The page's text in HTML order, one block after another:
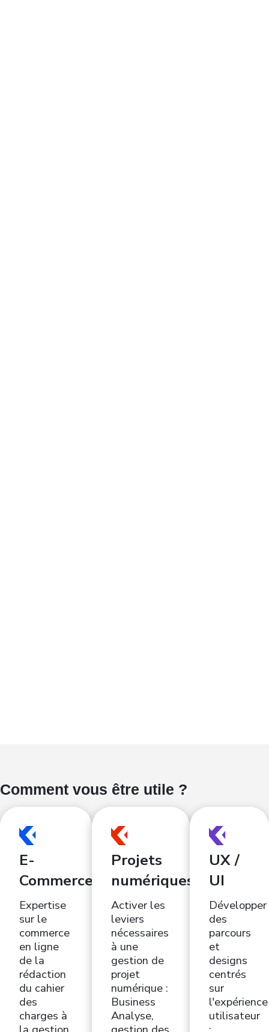
Comment vous être utile ?
E-
Commerce
Expertise
sur le
commerce
en ligne
de la
rédaction
du cahier
des
charges à
Projets
numériques
Activer les
leviers
nécessaires
à une
gestion de
projet
numérique :
Business
Analyse,
UX /
UI
Développer
des
parcours
et
designs
centrés
sur
l'expérience
utilisateur